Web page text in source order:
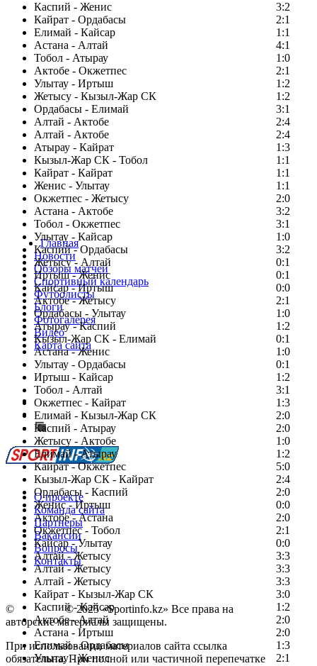
Каспий - Женис
3:2
Кайрат - Ордабасы
2:1
Елимай - Кайсар
1:1
Астана - Алтай
4:1
Тобол - Атырау
1:0
Актобе - Окжетпес
2:1
Улытау - Иртыш
1:2
Жетысу - Кызыл-Жар СК
1:2
Ордабасы - Елимай
3:1
Алтай - Актобе
2:4
Алтай - Актобе
2:4
Атырау - Кайрат
1:3
Кызыл-Жар СК - Тобол
1:1
Кайрат - Кайрат
1:1
Женис - Улытау
1:1
Окжетпес - Жетысу
2:0
Астана - Актобе
3:2
Тобол - Окжетпес
3:1
Улытау - Кайсар
1:0
Каспий - Ордабасы
3:2
Жетысу - Алтай
0:1
Иртыш - Женис
0:1
Кайсар - Иртыш
0:0
Актобе - Жетысу
2:1
Ордабасы - Улытау
1:0
Атырау - Каспий
1:2
Кызыл-Жар СК - Елимай
0:1
Астана - Женис
1:0
Улытау - Ордабасы
0:1
Иртыш - Кайсар
1:2
Тобол - Алтай
3:1
Окжетпес - Кайрат
1:3
Елимай - Кызыл-Жар СК
2:0
Каспий - Атырау
2:0
Жетысу - Актобе
1:0
Елимай - Атырау
1:2
Кайрат - Окжетпес
5:0
Кызыл-Жар СК - Кайрат
2:4
Ордабасы - Каспий
2:0
Женис - Иртыш
0:0
Актобе - Астана
2:0
Окжетпес - Тобол
2:1
Кайсар - Улытау
0:0
Алтай - Жетысу
3:3
Алтай - Жетысу
3:3
Алтай - Жетысу
3:3
Кайрат - Кызыл-Жар СК
3:0
Каспий - Кайсар
1:2
Актобе - Алтай
2:0
Астана - Иртыш
2:0
Елимай - Ордабасы
1:3
Улытау - Женис
2:1
Главная
Новости
Обзоры матчей
Спортивный календарь
Футболисты
Блоги
Фотогалерея
Видео
Карта сайта
Есть идея?
Сообщить о мероприятии
Перейти на старый сайт
О проекте
Команда сайта
Партнеры
Вакансии
Вопросы
Контакты
© Copyright© 2025 «Sportinfo.kz» Все права на
авторские материалы защищены.
При использовании материалов сайта ссылка
обязательна. При полной или частичной перепечатке